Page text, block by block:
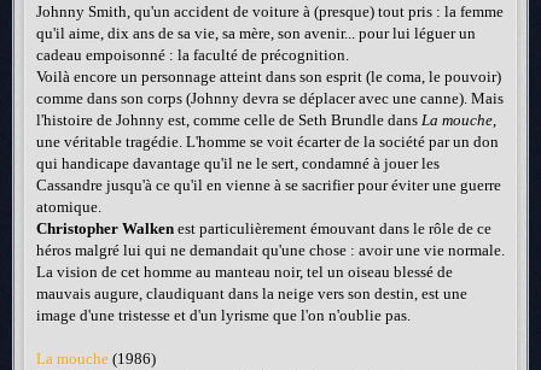
Johnny Smith, qu'un accident de voiture à (presque) tout pris : la femme
qu'il aime, dix ans de sa vie, sa mère, son avenir... pour lui léguer un
cadeau empoisonné : la faculté de précognition.
Voilà encore un personnage atteint dans son esprit (le coma, le pouvoir)
comme dans son corps (Johnny devra se déplacer avec une canne). Mais
l'histoire de Johnny est, comme celle de Seth Brundle dans La mouche,
une véritable tragédie. L'homme se voit écarter de la société par un don
qui handicape davantage qu'il ne le sert, condamné à jouer les
Cassandre jusqu'à ce qu'il en vienne à se sacrifier pour éviter une guerre
atomique.
Christopher Walken est particulièrement émouvant dans le rôle de ce
héros malgré lui qui ne demandait qu'une chose : avoir une vie normale.
La vision de cet homme au manteau noir, tel un oiseau blessé de
mauvais augure, claudiquant dans la neige vers son destin, est une
image d'une tristesse et d'un lyrisme que l'on n'oublie pas.
La mouche (1986)